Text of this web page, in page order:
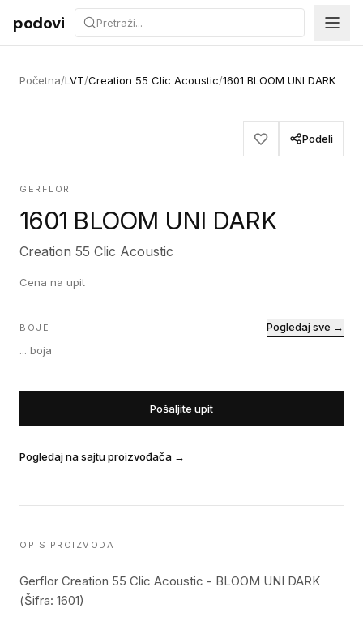
Preskoči na sadržaj
podovi
Početna/LVT/Creation 55 Clic Acoustic/1601 BLOOM UNI DARK
Podeli
GERFLOR
1601 BLOOM UNI DARK
Creation 55 Clic Acoustic
Cena na upit
BOJE
... boja
Pogledaj sve →
Pošaljite upit
Pogledaj na sajtu proizvođača →
OPIS PROIZVODA
Gerflor Creation 55 Clic Acoustic - BLOOM UNI DARK
(Šifra: 1601)